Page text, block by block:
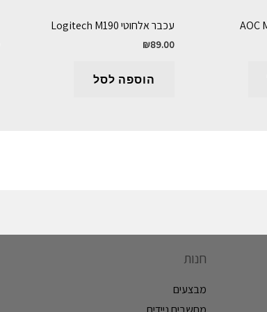
עכבר אלחוטי Logitech M190
₪89.00
הוספה לסל
חנות
מבצעים